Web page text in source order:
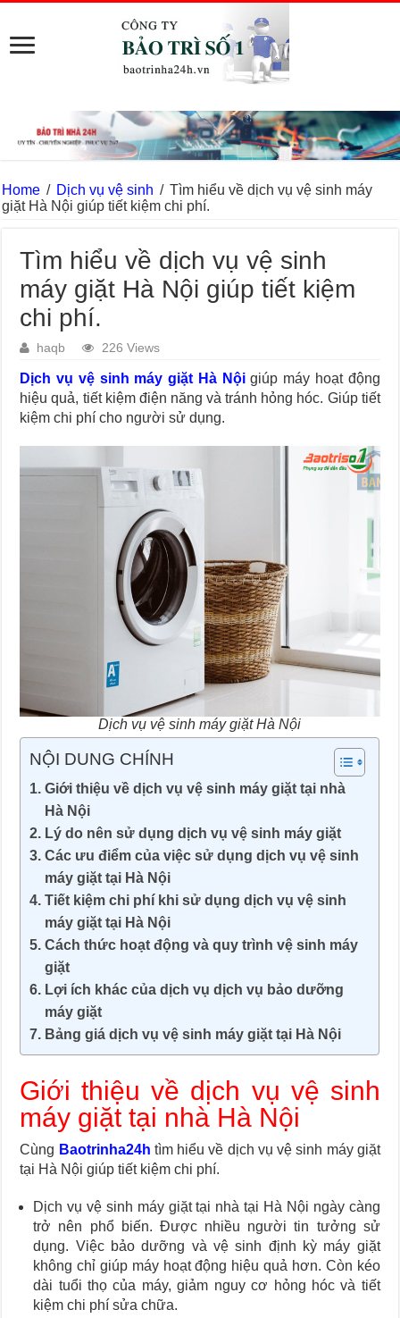
Home / Dịch vụ vệ sinh / Tìm hiểu về dịch vụ vệ sinh máy
giặt Hà Nội giúp tiết kiệm chi phí.
Tìm hiểu về dịch vụ vệ sinh
máy giặt Hà Nội giúp tiết kiệm
chi phí.
haqb 226 Views
Dịch vụ vệ sinh máy giặt Hà Nộigiúp máy hoạt động
hiệu quả, tiết kiệm điện năng và tránh hỏng hóc. Giúp tiết
kiệm chi phí cho người sử dụng.
Dịch vụ vệ sinh máy giặt Hà Nội
NỘI DUNG CHÍNH
Giới thiệu về dịch vụ vệ sinh máy giặt tại nhà
Hà Nội
Lý do nên sử dụng dịch vụ vệ sinh máy giặt
Các ưu điểm của việc sử dụng dịch vụ vệ sinh
máy giặt tại Hà Nội
Tiết kiệm chi phí khi sử dụng dịch vụ vệ sinh
máy giặt tại Hà Nội
Cách thức hoạt động và quy trình vệ sinh máy
giặt
Lợi ích khác của dịch vụ dịch vụ bảo dưỡng
máy giặt
Bảng giá dịch vụ vệ sinh máy giặt tại Hà Nội
Giới thiệu về dịch vụ vệ sinh
máy giặt tại nhà Hà Nội
Cùng Baotrinha24h tìm hiểu về dịch vụ vệ sinh máy giặt
tại Hà Nội giúp tiết kiệm chi phí.
Dịch vụ vệ sinh máy giặt tại nhà tại Hà Nội ngày càng
trở nên phổ biến. Được nhiều người tin tưởng sử
dụng. Việc bảo dưỡng và vệ sinh định kỳ máy giặt
không chỉ giúp máy hoạt động hiệu quả hơn. Còn kéo
dài tuổi thọ của máy, giảm nguy cơ hỏng hóc và tiết
kiệm chi phí sửa chữa.